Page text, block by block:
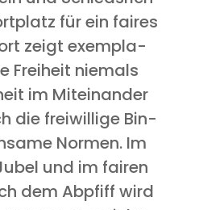
für ein fai­res
zeigt exem­pla­
Frei­heit nie­mals
im Mit­ein­an­der
die frei­wil­li­ge Bin­
Nor­men. Im
und im fai­ren
dem Abpfiff wird